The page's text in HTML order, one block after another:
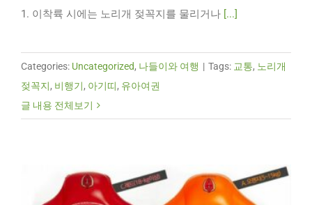
1. 이착륙 시에는 노리개 젖꼭지를 물리거나 [...]
Categories: Uncategorized, 나들이와 여행 | Tags: 교통, 노리개
젖꼭지, 비행기, 아기띠, 유아여권
글 내용 전체보기